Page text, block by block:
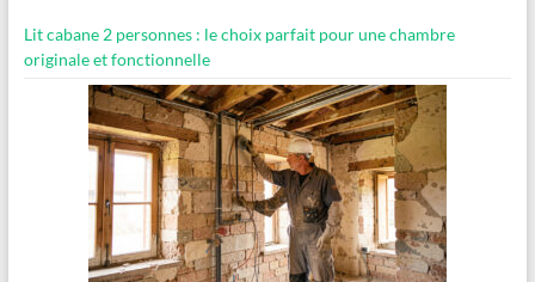
Lit cabane 2 personnes : le choix parfait pour une chambre
originale et fonctionnelle